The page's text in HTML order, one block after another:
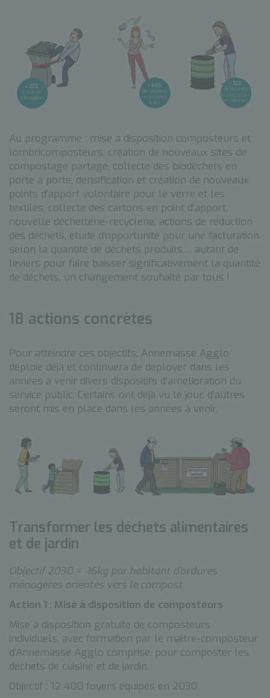
Au programme : mise à disposition composteurs et
lombricomposteurs, création de nouveaux sites de
compostage partagé, collecte des biodéchets en
porte à porte, densification et création de nouveaux
points d’apport volontaire pour le verre et les
textiles, collecte des cartons en point d’apport,
nouvelle déchetterie-recyclerie, actions de réduction
des déchets, étude d’opportunité pour une facturation
selon la quantité de déchets produits… autant de
leviers pour faire baisser significativement la quantité
de déchets, un changement souhaité par tous !
18 actions concrètes
Pour atteindre ces objectifs, Annemasse Agglo
déploie déjà et continuera de déployer dans les
années à venir divers dispositifs d’amélioration du
service public. Certains ont déjà vu le jour, d’autres
seront mis en place dans les années à venir.
Transformer les déchets alimentaires
et de jardin
Objectif 2030 = -16kg par habitant d’ordures
ménagères orientés vers le compost
Action 1 : Mise à disposition de composteurs
Mise à disposition gratuite de composteurs
individuels, avec formation par le maitre-composteur
d’Annemasse Agglo comprise, pour composter les
déchets de cuisine et de jardin.
Objectif : 12 400 foyers équipés en 2030